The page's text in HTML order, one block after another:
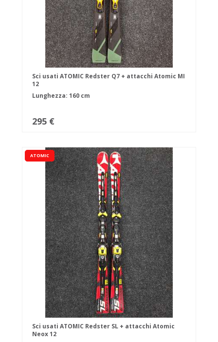
Sci usati ATOMIC Redster Q7 + attacchi Atomic MI
12
Lunghezza: 160 cm
295 €
ATOMIC
Sci usati ATOMIC Redster SL + attacchi Atomic
Neox 12